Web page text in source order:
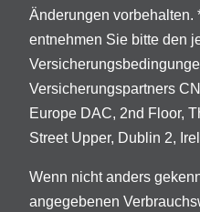
Änderungen vorbehalten.
entnehmen Sie bitte den
Versicherungspartners
Europe DAC, 2nd Floor,
Street Upper, Dublin 2,
Wenn nicht anders
angegebenen